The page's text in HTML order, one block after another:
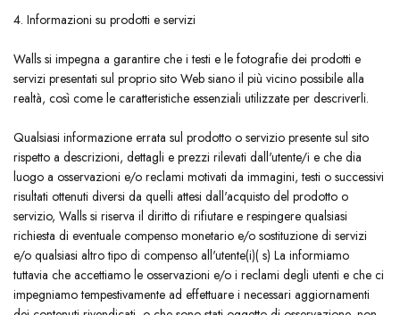
4. Informazioni su prodotti e servizi
​Walls si impegna a garantire che i testi e le fotografie dei prodotti e
servizi presentati sul proprio sito Web siano il più vicino possibile alla
realtà, così come le caratteristiche essenziali utilizzate per descriverli.
Qualsiasi informazione errata sul prodotto o servizio presente sul sito
rispetto a descrizioni, dettagli e prezzi rilevati dall'utente/i e che dia
luogo a osservazioni e/o reclami motivati ​​da immagini, testi o successivi
risultati ottenuti diversi da quelli attesi dall'acquisto del prodotto o
servizio, Walls si riserva il diritto di rifiutare e respingere qualsiasi
richiesta di eventuale compenso monetario e/o sostituzione di servizi
e/o qualsiasi altro tipo di compenso all'utente(i)( s) La informiamo
tuttavia che accettiamo le osservazioni e/o i reclami degli utenti e che ci
impegniamo tempestivamente ad effettuare i necessari aggiornamenti